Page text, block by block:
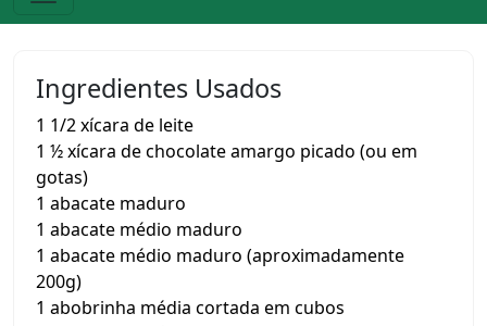
Ingredientes Usados
1 1/2 xícara de leite
1 ½ xícara de chocolate amargo picado (ou em
gotas)
1 abacate maduro
1 abacate médio maduro
1 abacate médio maduro (aproximadamente
200g)
1 abobrinha média cortada em cubos